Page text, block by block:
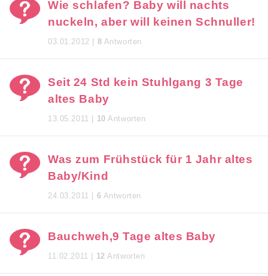
Wie schlafen? Baby will nachts
nuckeln, aber will keinen Schnuller!
03.01.2012 | 8 Antworten
Seit 24 Std kein Stuhlgang 3 Tage
altes Baby
13.05.2011 | 10 Antworten
Was zum Frühstück für 1 Jahr altes
Baby/Kind
24.03.2011 | 6 Antworten
Bauchweh,9 Tage altes Baby
11.02.2011 | 12 Antworten